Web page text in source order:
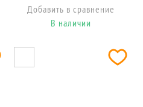
Добавить в сравнение
В наличии